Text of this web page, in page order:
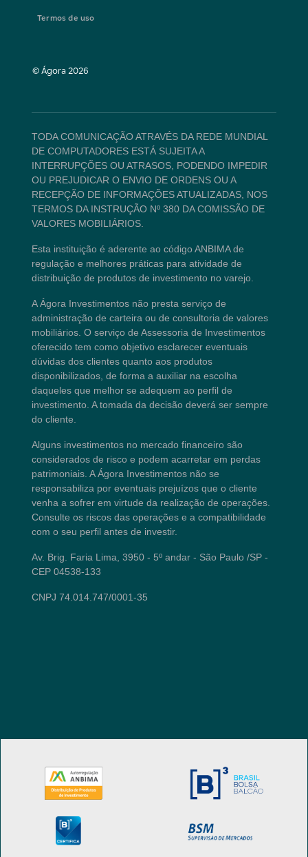
Termos de uso
© Ágora2026
TODA COMUNICAÇÃO ATRAVÉS DA REDE MUNDIAL
DE COMPUTADORES ESTÁ SUJEITA A
INTERRUPÇÕES OU ATRASOS, PODENDO IMPEDIR
OU PREJUDICAR O ENVIO DE ORDENS OU A
RECEPÇÃO DE INFORMAÇÕES ATUALIZADAS, NOS
TERMOS DA INSTRUÇÃO Nº 380 DA COMISSÃO DE
VALORES MOBILIÁRIOS.
Esta instituição é aderente ao código ANBIMA de
regulação e melhores práticas para atividade de
distribuição de produtos de investimento no varejo.
A Ágora Investimentos não presta serviço de
administração de carteira ou de consultoria de valores
mobiliários. O serviço de Assessoria de Investimentos
oferecido tem como objetivo esclarecer eventuais
dúvidas dos clientes quanto aos produtos
disponibilizados, de forma a auxiliar na escolha
daqueles que melhor se adequem ao perfil de
investimento. A tomada da decisão deverá ser sempre
do cliente.
Alguns investimentos no mercado financeiro são
considerados de risco e podem acarretar em perdas
patrimoniais. A Ágora Investimentos não se
responsabiliza por eventuais prejuízos que o cliente
venha a sofrer em virtude da realização de operações.
Consulte os riscos das operações e a compatibilidade
com o seu perfil antes de investir.
Av. Brig. Faria Lima, 3950 - 5º andar - São Paulo /SP -
CEP 04538-133
CNPJ 74.014.747/0001-35